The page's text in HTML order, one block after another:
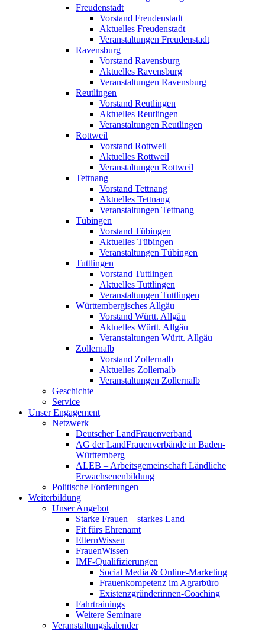
Freudenstadt
Vorstand Freudenstadt
Aktuelles Freudenstadt
Veranstaltungen Freudenstadt
Ravensburg
Vorstand Ravensburg
Aktuelles Ravensburg
Veranstaltungen Ravensburg
Reutlingen
Vorstand Reutlingen
Aktuelles Reutlingen
Veranstaltungen Reutlingen
Rottweil
Vorstand Rottweil
Aktuelles Rottweil
Veranstaltungen Rottweil
Tettnang
Vorstand Tettnang
Aktuelles Tettnang
Veranstaltungen Tettnang
Tübingen
Vorstand Tübingen
Aktuelles Tübingen
Veranstaltungen Tübingen
Tuttlingen
Vorstand Tuttlingen
Aktuelles Tuttlingen
Veranstaltungen Tuttlingen
Württembergisches Allgäu
Vorstand Württ. Allgäu
Aktuelles Württ. Allgäu
Veranstaltungen Württ. Allgäu
Zollernalb
Vorstand Zollernalb
Aktuelles Zollernalb
Veranstaltungen Zollernalb
Geschichte
Service
Unser Engagement
Netzwerk
Deutscher LandFrauenverband
AG der LandFrauenverbände in Baden-
Württemberg
ALEB – Arbeitsgemeinschaft Ländliche
Erwachsenenbildung
Politische Forderungen
Weiterbildung
Unser Angebot
Starke Frauen – starkes Land
Fit fürs Ehrenamt
ElternWissen
FrauenWissen
IMF-Qualifizierungen
Social Media & Online-Marketing
Frauenkompetenz im Agrarbüro
Existenzgründerinnen-Coaching
Fahrtrainings
Weitere Seminare
Veranstaltungskalender